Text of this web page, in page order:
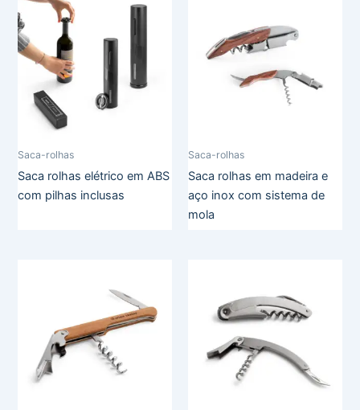
Saca-rolhas
Saca rolhas elétrico em ABS
com pilhas inclusas
Saca-rolhas
Saca rolhas em madeira e
aço inox com sistema de
mola